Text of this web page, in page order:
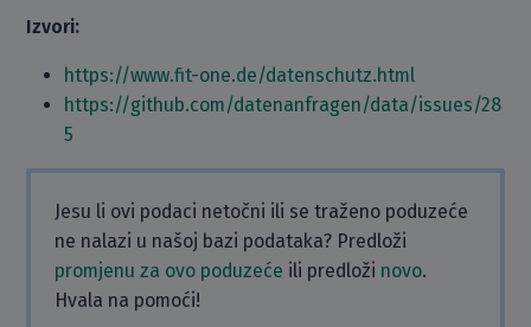
Izvori:
https://www.fit-one.de/datenschutz.html
https://github.com/datenanfragen/data/issues/28
5
Jesu li ovi podaci netočni ili se traženo poduzeće
ne nalazi u našoj bazi podataka? Predloži
promjenu za ovo poduzeće ili predloži novo.
Hvala na pomoći!